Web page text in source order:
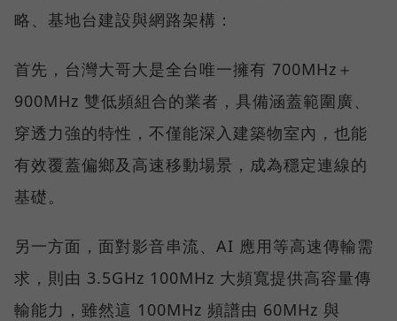
略、基地台建設與網路架構：
首先，台灣大哥大是全台唯一擁有 700MHz＋
900MHz 雙低頻組合的業者，具備涵蓋範圍廣、
穿透力強的特性，不僅能深入建築物室內，也能
有效覆蓋偏鄉及高速移動場景，成為穩定連線的
基礎。
另一方面，面對影音串流、AI 應用等高速傳輸需
求，則由 3.5GHz 100MHz 大頻寬提供高容量傳
輸能力，雖然這 100MHz 頻譜由 60MHz 與